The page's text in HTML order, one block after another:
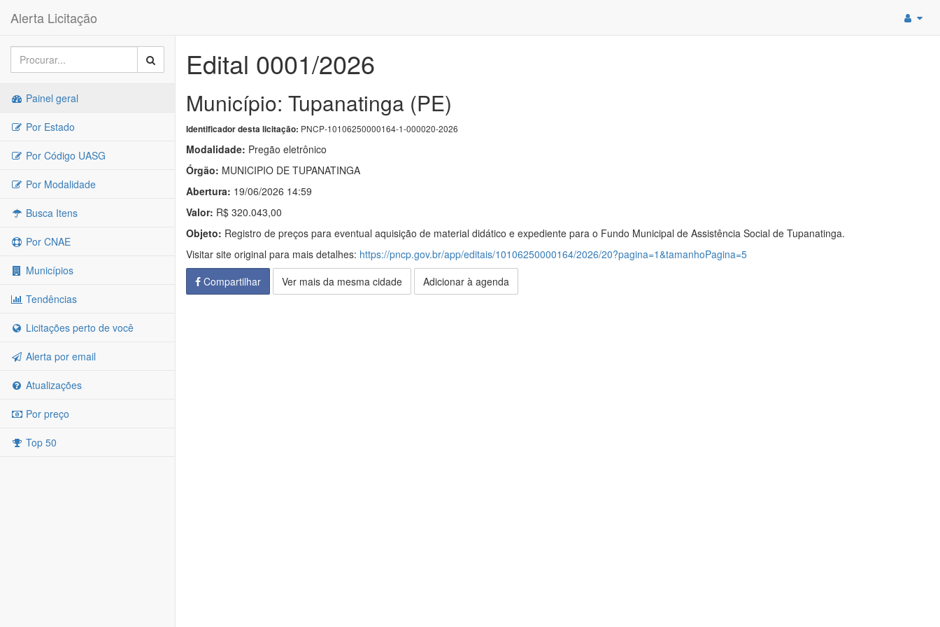
Alerta Licitação
Painel geral
Por Estado
Por Código UASG
Por Modalidade
Busca Itens
Por CNAE
Municípios
Tendências
Licitações perto de você
Alerta por email
Atualizações
Por preço
Top 50
Edital 0001/2026
Município: Tupanatinga (PE)
Identificador desta licitação: PNCP-10106250000164-1-000020-2026
Modalidade: Pregão eletrônico
Órgão: MUNICIPIO DE TUPANATINGA
Abertura: 19/06/2026 14:59
Valor: R$ 320.043,00
Objeto: Registro de preços para eventual aquisição de material didático e expediente para o Fundo Municipal de Assistência Social de Tupanatinga.
Visitar site original para mais detalhes: https://pncp.gov.br/app/editais/10106250000164/2026/20?pagina=1&tamanhoPagina=5
Compartilhar
Ver mais da mesma cidade Adicionar à agenda